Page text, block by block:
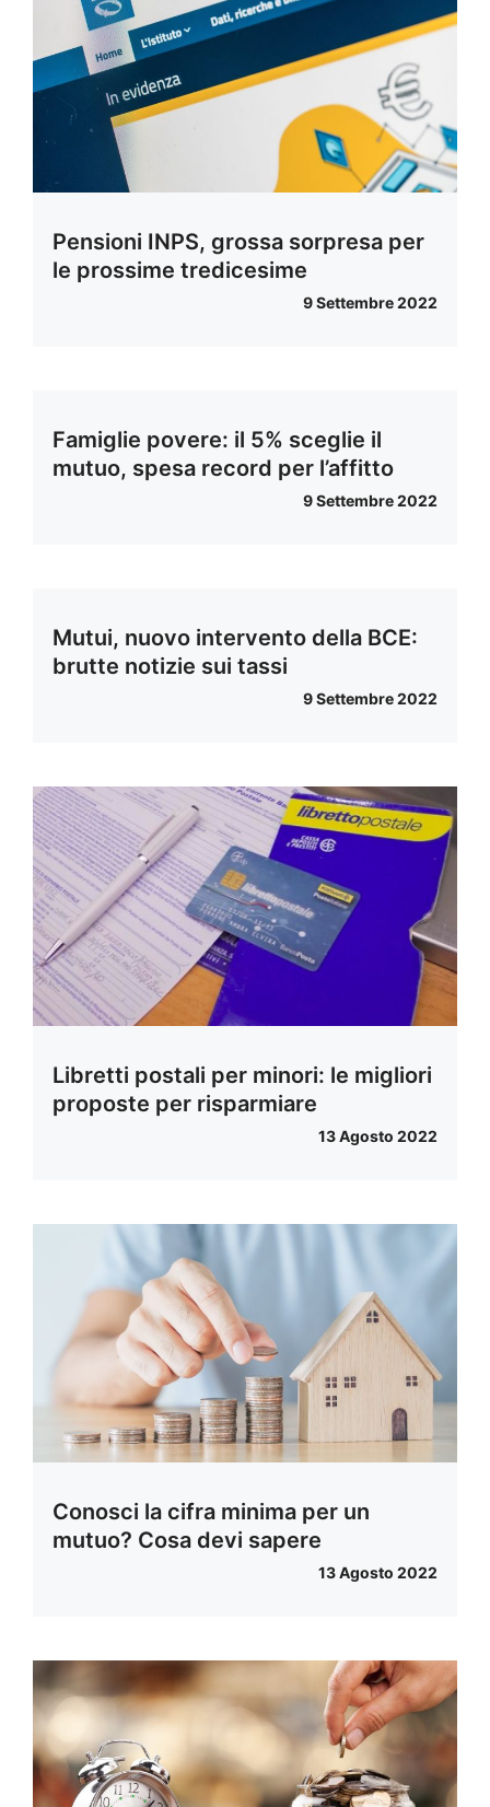
Pensioni INPS, grossa sorpresa per
le prossime tredicesime
9 Settembre 2022
Famiglie povere: il 5% sceglie il
mutuo, spesa record per l’affitto
9 Settembre 2022
Mutui, nuovo intervento della BCE:
brutte notizie sui tassi
9 Settembre 2022
Libretti postali per minori: le migliori
proposte per risparmiare
13 Agosto 2022
Conosci la cifra minima per un
mutuo? Cosa devi sapere
13 Agosto 2022